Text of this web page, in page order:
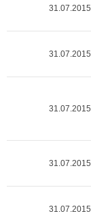
31.07.2015
31.07.2015
31.07.2015
31.07.2015
31.07.2015